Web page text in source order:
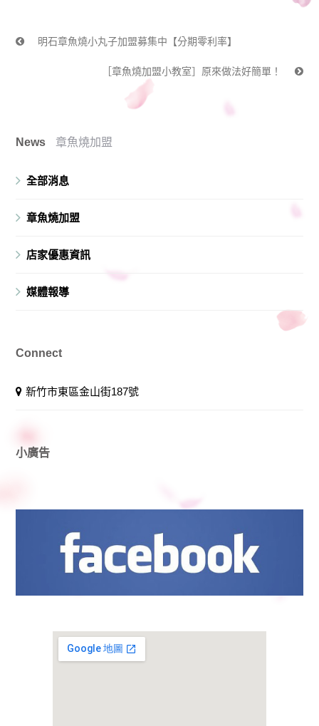
明石章魚燒小丸子加盟募集中【分期零利率】
［章魚燒加盟小教室］原來做法好簡單！
News 章魚燒加盟
全部消息
章魚燒加盟
店家優惠資訊
媒體報導
Connect
新竹市東區金山街187號
小廣告